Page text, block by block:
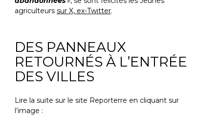
agriculteurs sur X, ex-Twitter.
DES PANNEAUX
RETOURNÉS À L’ENTRÉE
DES VILLES
Lire la suite sur le site Reporterre en cliquant sur
l’image :